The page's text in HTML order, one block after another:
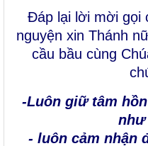
Đáp lại lời mời gọi
nguyện xin Thánh
cầu bầu cùng
-Luôn giữ tâm
như
- luôn cảm nhận